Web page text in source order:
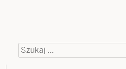
Szukaj: